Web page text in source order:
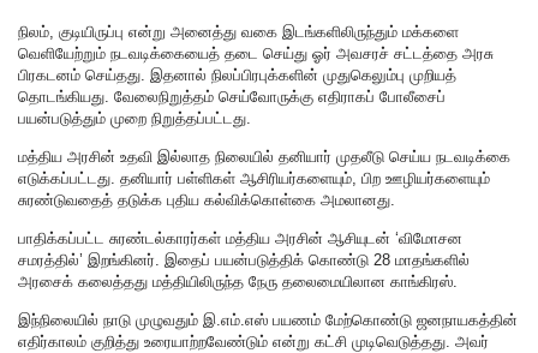
நிலம், குடியிருப்பு என்று அனைத்து வகை இடங்களிலிருந்தும் மக்களை
வெளியேற்றும் நடவடிக்கையைத் தடை செய்து ஓர் அவசரச் சட்டத்தை அரசு
பிரகடனம் செய்தது. இதனால் நிலப்பிரபுக்களின் முதுகெலும்பு முறியத்
தொடங்கியது. வேலைநிறுத்தம் செய்வோருக்கு எதிராகப் போலீசைப்
பயன்படுத்தும் முறை நிறுத்தப்பட்டது.
மத்திய அரசின் உதவி இல்லாத நிலையில் தனியார் முதலீடு செய்ய நடவடிக்கை
எடுக்கப்பட்டது. தனியார் பள்ளிகள் ஆசிரியர்களையும், பிற ஊழியர்களையும்
சுரண்டுவதைத் தடுக்க புதிய கல்விக்கொள்கை அமலானது.
பாதிக்கப்பட்ட சுரண்டல்காரர்கள் மத்திய அரசின் ஆசியுடன் ‘விமோசன
சமரத்தில்’ இறங்கினர். இதைப் பயன்படுத்திக் கொண்டு 28 மாதங்களில்
அரசைக் கலைத்தது மத்தியிலிருந்த நேரு தலைமையிலான காங்கிரஸ்.
இந்நிலையில் நாடு முழுவதும் இ.எம்.எஸ் பயணம் மேற்கொண்டு ஜனநாயகத்தின்
எதிர்காலம் குறித்து உரையாற்றவேண்டும் என்று கட்சி முடிவெடுத்தது. அவர்